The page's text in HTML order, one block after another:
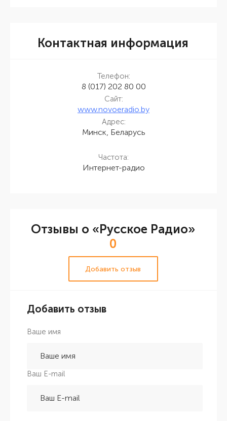
Контактная информация
Телефон:
8 (017) 202 80 00
Сайт:
www.novoeradio.by
Адрес:
Минск, Беларусь
Частота:
Интернет-радио
Отзывы о «Русское Радио»
0
Добавить отзыв
Добавить отзыв
Ваше имя
Ваш E-mail